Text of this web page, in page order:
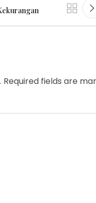
Required fields are